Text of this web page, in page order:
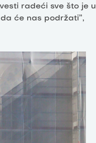
radeći sve što je u
će nas podržati”,